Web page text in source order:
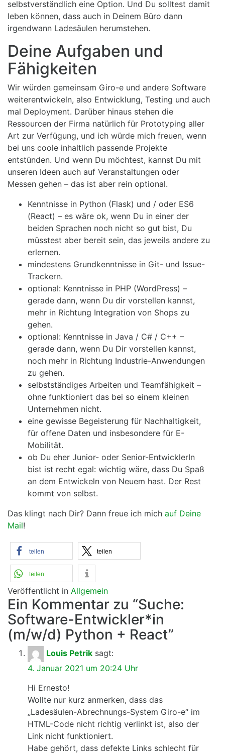
selbstverständlich eine Option. Und Du solltest damit
leben können, dass auch in Deinem Büro dann
irgendwann Ladesäulen herumstehen.
Deine Aufgaben und
Fähigkeiten
Wir würden gemeinsam Giro-e und andere Software
weiterentwickeln, also Entwicklung, Testing und auch
mal Deployment. Darüber hinaus stehen die
Ressourcen der Firma natürlich für Prototyping aller
Art zur Verfügung, und ich würde mich freuen, wenn
bei uns coole inhaltlich passende Projekte
entstünden. Und wenn Du möchtest, kannst Du mit
unseren Ideen auch auf Veranstaltungen oder
Messen gehen – das ist aber rein optional.
Kenntnisse in Python (Flask) und / oder ES6
(React) – es wäre ok, wenn Du in einer der
beiden Sprachen noch nicht so gut bist, Du
müsstest aber bereit sein, das jeweils andere zu
erlernen.
mindestens Grundkenntnisse in Git- und Issue-
Trackern.
optional: Kenntnisse in PHP (WordPress) –
gerade dann, wenn Du dir vorstellen kannst,
mehr in Richtung Integration von Shops zu
gehen.
optional: Kenntnisse in Java / C# / C++ –
gerade dann, wenn Du Dir vorstellen kannst,
noch mehr in Richtung Industrie-Anwendungen
zu gehen.
selbstständiges Arbeiten und Teamfähigkeit –
ohne funktioniert das bei so einem kleinen
Unternehmen nicht.
eine gewisse Begeisterung für Nachhaltigkeit,
für offene Daten und insbesondere für E-
Mobilität.
ob Du eher Junior- oder Senior-EntwicklerIn
bist ist recht egal: wichtig wäre, dass Du Spaß
an dem Entwickeln von Neuem hast. Der Rest
kommt von selbst.
Das klingt nach Dir? Dann freue ich mich auf Deine
Mail!
teilen teilen
teilen
Veröffentlicht in Allgemein
Ein Kommentar zu “Suche:
Software-Entwickler*in
(m/w/d) Python + React”
Louis Petrik sagt:
4. Januar 2021 um 20:24 Uhr
Hi Ernesto!
Wollte nur kurz anmerken, dass das
„Ladesäulen-Abrechnungs-System Giro-e“ im
HTML-Code nicht richtig verlinkt ist, also der
Link nicht funktioniert.
Habe gehört, dass defekte Links schlecht für